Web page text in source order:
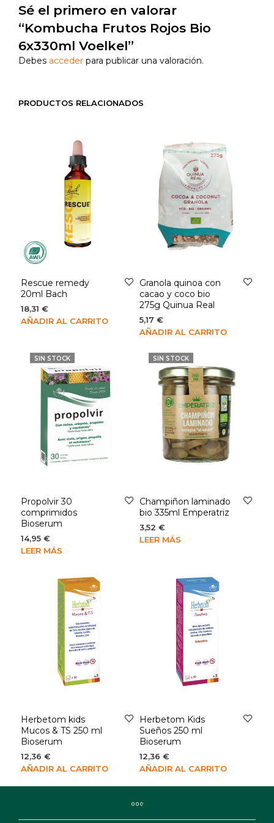
Sé el primero en valorar
“Kombucha Frutos Rojos Bio
6x330ml Voelkel”
Debes acceder para publicar una valoración.
PRODUCTOS RELACIONADOS
Rescue remedy
20ml Bach
18,31 €
AÑADIR AL CARRITO
Granola quinoa con
cacao y coco bio
275g Quinua Real
5,17 €
AÑADIR AL CARRITO
SIN STOCK
Propolvir 30
comprimidos
Bioserum
14,95 €
LEER MÁS
SIN STOCK
Champiñon laminado
bio 335ml Emperatriz
3,52 €
LEER MÁS
Herbetom kids
Mucos & TS 250 ml
Bioserum
12,36 €
AÑADIR AL CARRITO
Herbetom Kids
Sueños 250 ml
Bioserum
12,36 €
AÑADIR AL CARRITO